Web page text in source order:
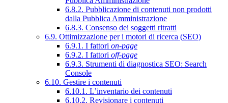
6.8.2. Pubblicazione di contenuti non prodotti
dalla Pubblica Amministrazione
6.8.3. Consenso dei soggetti ritratti
6.9. Ottimizzazione per i motori di ricerca (SEO)
6.9.1. I fattori on-page
6.9.2. I fattori off-page
6.9.3. Strumenti di diagnostica SEO: Search
Console
6.10. Gestire i contenuti
6.10.1. L’inventario dei contenuti
6.10.2. Revisionare i contenuti